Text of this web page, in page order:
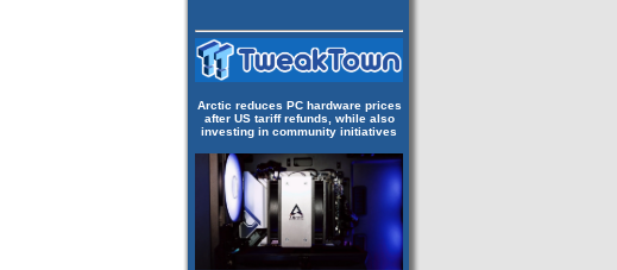
Arctic reduces PC hardware prices
after US tariff refunds, while also
investing in community initiatives